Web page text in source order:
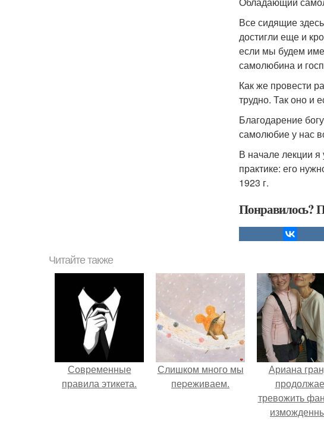
Все сидящие
достигли еще и
если мы будем
самолюбина и
Как же провести
трудно. Так оно и
Благодарение
самолюбие у нас
В начале лекции
практике: его
1923 г.
Понравилось?
Читайте также
Современные
правила этикета.
Слишком много мы
пеpеживаем.
Ариана
тревожить